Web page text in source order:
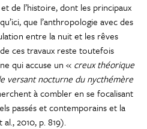
de l’histoire, dont les principaux
que l’anthropologie avec des
entre la nuit et les rêves
ces travaux reste toutefois
qui accuse un « creux théorique
versant nocturne du nycthémère
à combler en se focalisant
passés et contemporains et la
2010, p. 819).